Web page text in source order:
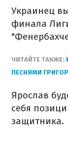
Украинец
финала
ЧИТАЙТЕ ТАКЖЕ:
ПЕСНЯМИ
Ярослав
себя
защитника.